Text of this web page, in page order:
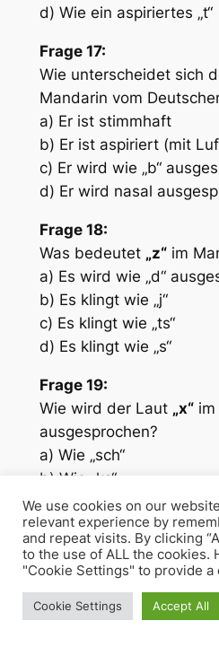
d) Wie ein aspiriertes „t“
Frage 17:
Wie unterscheidet sich
Mandarin vom
a) Er ist stimmhaft
b) Er ist aspiriert (mit
c) Er wird wie „b“
d) Er wird nasal
Frage 18:
Was bedeutet „z“im
a) Es wird wie „d“
b) Es klingt wie „j“
c) Es klingt wie „ts“
d) Es klingt wie „s“
Frage 19:
Wie wird der Laut „x“im
ausgesprochen?
a) Wie „sch“
b) Wie „ks“
c) Wie „ch“ in „ich“
d) Wie „s“
Frage 20:
„c“im Mandarin vom
We use cookies on our
relevant experience by
and repeat visits. By clicking
to the use of ALL the cookies.
"Cookie Settings" to provide
Cookie Settings Accept All